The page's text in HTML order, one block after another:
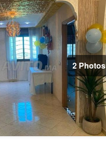
2 Photos